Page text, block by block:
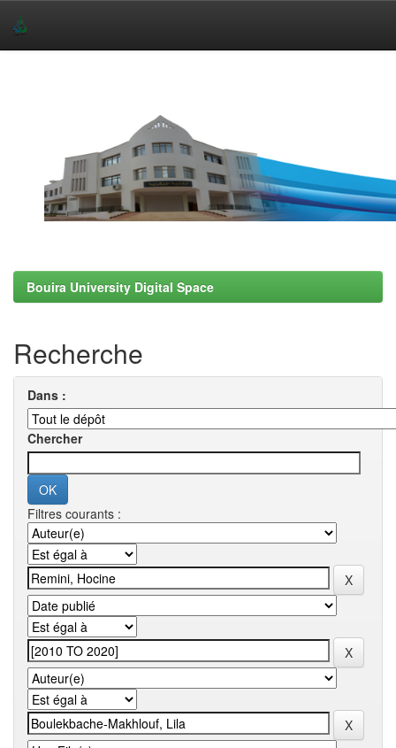
Bouira University Digital Space
Recherche
Dans :
Chercher
Filtres courants :